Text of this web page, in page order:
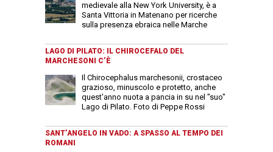
medievale alla New York University, è a
Santa Vittoria in Matenano per ricerche
sulla presenza ebraica nelle Marche
LAGO DI PILATO: IL CHIROCEFALO DEL
MARCHESONI C’È
Il Chirocephalus marchesonii, crostaceo
grazioso, minuscolo e protetto, anche
quest'anno nuota a pancia in su nel "suo"
Lago di Pilato. Foto di Peppe Rossi
SANT’ANGELO IN VADO: A SPASSO AL TEMPO DEI
ROMANI